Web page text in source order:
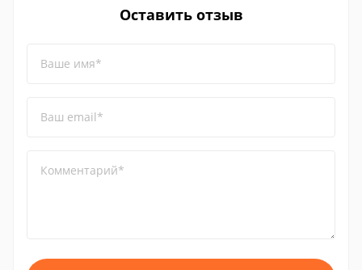
Оставить отзыв
Ваше имя*
Ваш email*
Комментарий*